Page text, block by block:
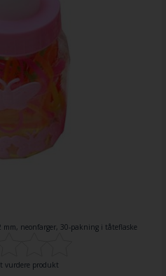
mm, neonfarger, 30-pakning i tåteflaske
vurdere produkt